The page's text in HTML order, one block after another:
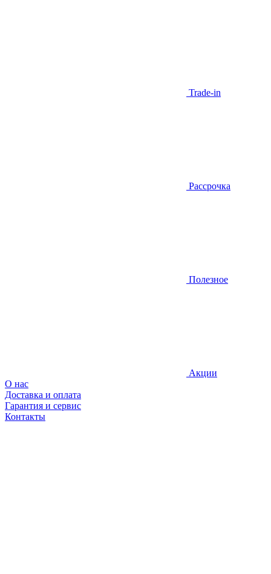
Trade-in
Рассрочка
Полезное
Акции
О нас
Доставка и оплата
Гарантия и сервис
Контакты